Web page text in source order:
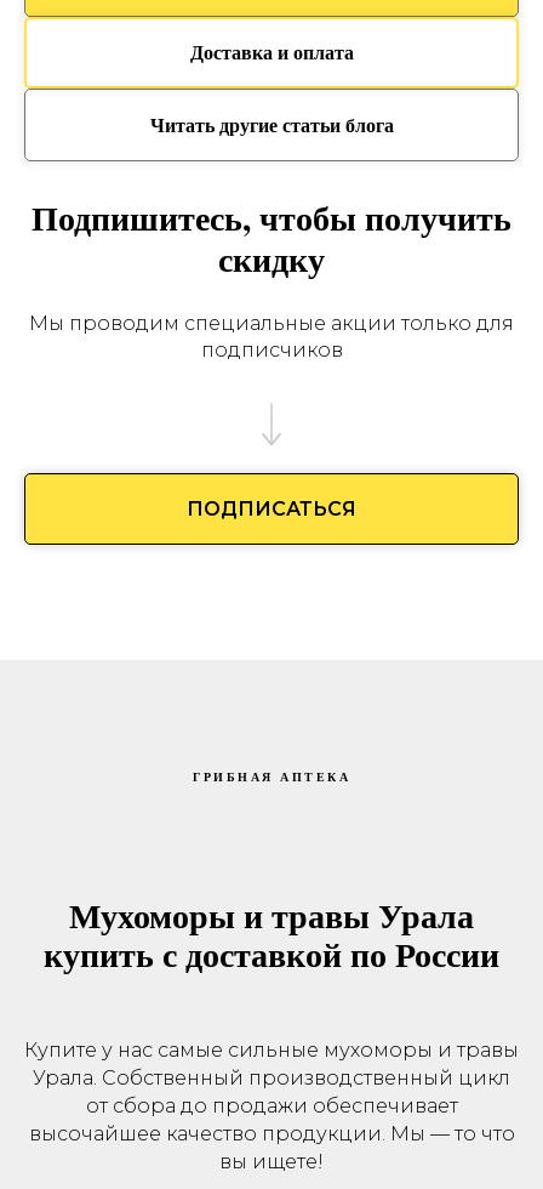
Доставка и оплата
Читать другие статьи блога
Подпишитесь, чтобы получить
скидку
Мы проводим специальные акции только для
подписчиков
ПОДПИСАТЬСЯ
ГРИБНАЯ АПТЕКА
Мухоморы и травы Урала
купить с доставкой по России
Купите у нас самые сильные мухоморы и травы
Урала. Собственный производственный цикл
от сбора до продажи обеспечивает
высочайшее качество продукции. Мы — то что
вы ищете!